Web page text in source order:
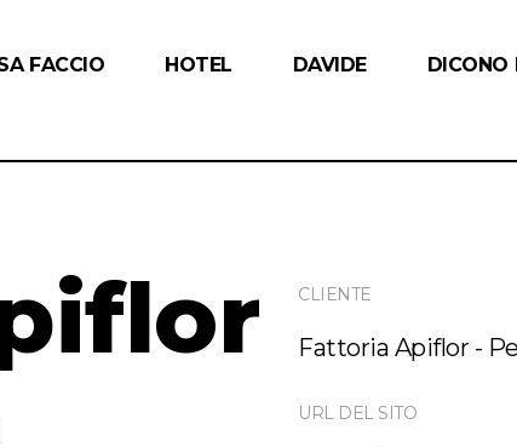
FACCIO HOTEL DAVIDE DICONO
CLIENTE
Fattoria Apiflor -
URL DEL SITO